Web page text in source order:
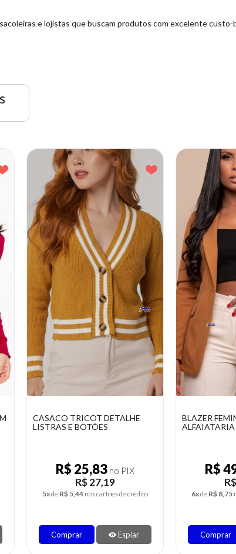
e lojistas que buscam produtos com excelente
BLAZER FEMININO
ALFAIATARIA
R$ 49,87 no PIX
R$ 52,49
6xde R$ 8,75 nos cartões de crédito
Comprar Espiar
CARDIGAN
ABERTO
R$
4xde R$ 6,12
Comprar